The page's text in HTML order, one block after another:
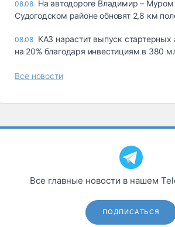
08.08 На автодороге Владимир –
Судогодском районе обновят 2,8 км
08.08 КАЗ нарастит выпуск стартерных
на 20% благодаря инвестициям в 380
Все новости
Все главные новости в нашем
ПОДПИСАТЬСЯ